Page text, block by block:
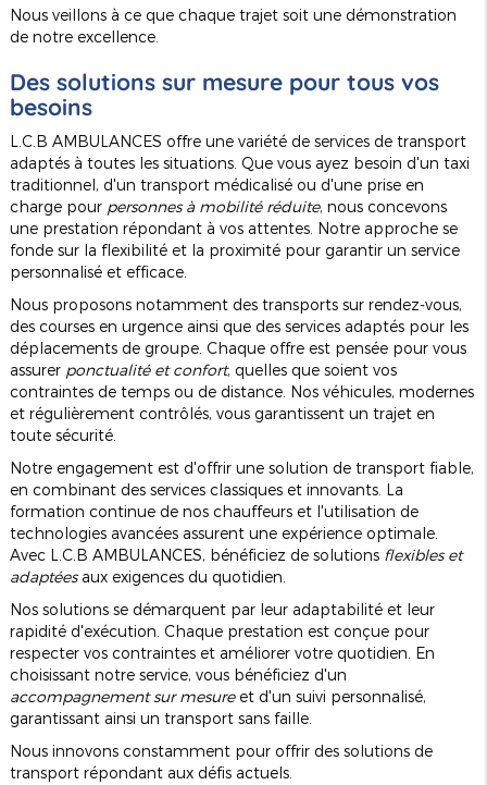
Nous veillons à ce que chaque trajet soit une démonstration
de notre excellence.
Des solutions sur mesure pour tous vos
besoins
L.C.B AMBULANCES offre une variété de services de transport
adaptés à toutes les situations. Que vous ayez besoin d'un taxi
traditionnel, d'un transport médicalisé ou d'une prise en
charge pour personnes à mobilité réduite, nous concevons
une prestation répondant à vos attentes. Notre approche se
fonde sur la flexibilité et la proximité pour garantir un service
personnalisé et efficace.
Nous proposons notamment des transports sur rendez-vous,
des courses en urgence ainsi que des services adaptés pour les
déplacements de groupe. Chaque offre est pensée pour vous
assurer ponctualité et confort, quelles que soient vos
contraintes de temps ou de distance. Nos véhicules, modernes
et régulièrement contrôlés, vous garantissent un trajet en
toute sécurité.
Notre engagement est d'offrir une solution de transport fiable,
en combinant des services classiques et innovants. La
formation continue de nos chauffeurs et l'utilisation de
technologies avancées assurent une expérience optimale.
Avec L.C.B AMBULANCES, bénéficiez de solutions flexibles et
adaptéesaux exigences du quotidien.
Nos solutions se démarquent par leur adaptabilité et leur
rapidité d'exécution. Chaque prestation est conçue pour
respecter vos contraintes et améliorer votre quotidien. En
choisissant notre service, vous bénéficiez d'un
accompagnement sur mesureet d'un suivi personnalisé,
garantissant ainsi un transport sans faille.
Nous innovons constamment pour offrir des solutions de
transport répondant aux défis actuels.